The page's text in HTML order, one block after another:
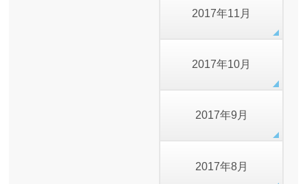
2017年11月
2017年10月
2017年9月
2017年8月